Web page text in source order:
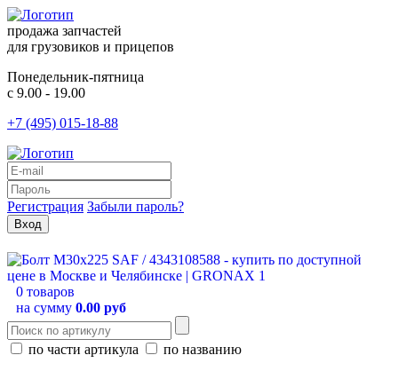
продажа запчастей
для грузовиков и прицепов
Понедельник-пятница
с 9.00 - 19.00
+7 (495) 015-18-88
Регистрация Забыли пароль?
0 товаров
на сумму 0.00 руб
по части артикула
по названию